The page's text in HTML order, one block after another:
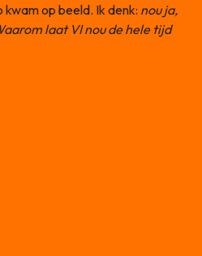
op beeld. Ik denk: nou ja,
laat VI nou de hele tijd